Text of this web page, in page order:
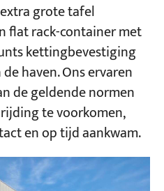
grote tafel
flat rack-container met
kettingbevestiging
haven. Ons ervaren
de geldende normen
te voorkomen,
en op tijd aankwam.